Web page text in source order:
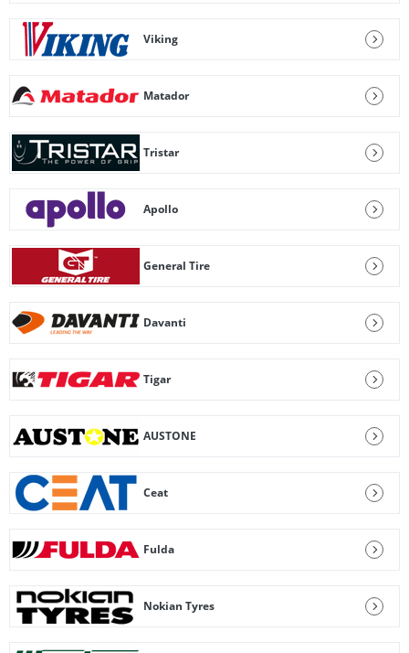
Viking
Matador
Tristar
Apollo
General Tire
Davanti
Tigar
AUSTONE
Ceat
Fulda
Nokian Tyres